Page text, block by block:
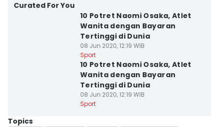
Curated For You
10 Potret Naomi Osaka, Atlet
Wanita dengan Bayaran
Tertinggi di Dunia
08 Jun 2020, 12:19 WIB
Sport
10 Potret Naomi Osaka, Atlet
Wanita dengan Bayaran
Tertinggi di Dunia
08 Jun 2020, 12:19 WIB
Sport
Topics